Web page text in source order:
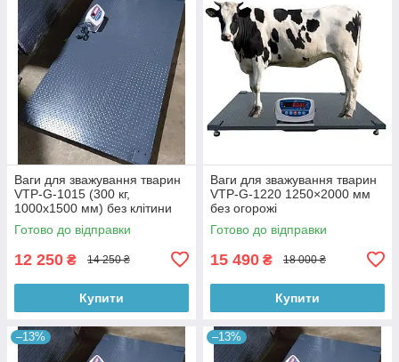
Ваги для зважування тварин
VTP-G-1015 (300 кг,
1000х1500 мм) без клітини
Готово до відправки
12 250 ₴ 14 250 ₴
Купити
Ваги для зважування тварин
VTP-G-1220 1250×2000 мм
без огорожі
Готово до відправки
15 490 ₴ 18 000 ₴
Купити
–13% –13%